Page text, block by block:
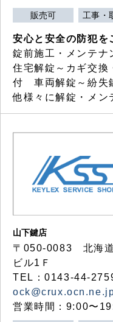
販売可 工事・
安心と安全の防犯を
錠前施工・メンテナ
住宅解錠～カギ交換
付 車両解錠～紛失
他様々に解錠・メン
山下鍵店
〒050-0083 北海
ビル1Ｆ
TEL：0143-44-
営業時間：9:00〜